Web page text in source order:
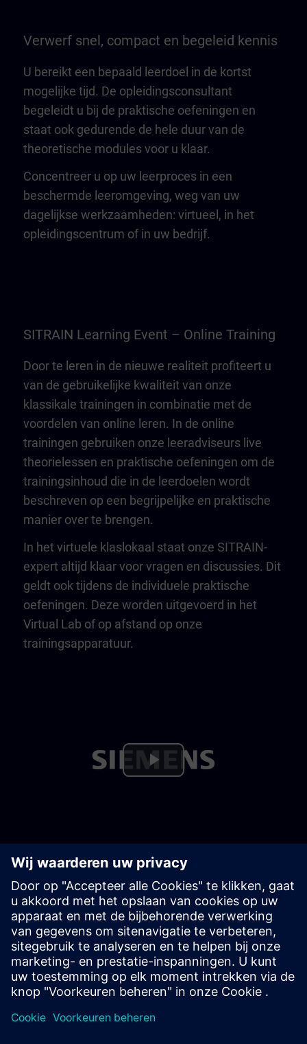
Verwerf snel, compact en begeleid kennis
U bereikt een bepaald leerdoel in de kortst
mogelijke tijd. De opleidingsconsultant
begeleidt u bij de praktische oefeningen en
staat ook gedurende de hele duur van de
theoretische modules voor u klaar.
Concentreer u op uw leerproces in een
beschermde leeromgeving, weg van uw
dagelijkse werkzaamheden: virtueel, in het
opleidingscentrum of in uw bedrijf.
SITRAIN Learning Event – Online Training
Door te leren in de nieuwe realiteit profiteert u
van de gebruikelijke kwaliteit van onze
klassikale trainingen in combinatie met de
voordelen van online leren. In de online
trainingen gebruiken onze leeradviseurs live
theorielessen en praktische oefeningen om de
trainingsinhoud die in de leerdoelen wordt
beschreven op een begrijpelijke en praktische
manier over te brengen.
In het virtuele klaslokaal staat onze SITRAIN-
expert altijd klaar voor vragen en discussies. Dit
geldt ook tijdens de individuele praktische
oefeningen. Deze worden uitgevoerd in het
Virtual Lab of op afstand op onze
trainingsapparatuur.
Play